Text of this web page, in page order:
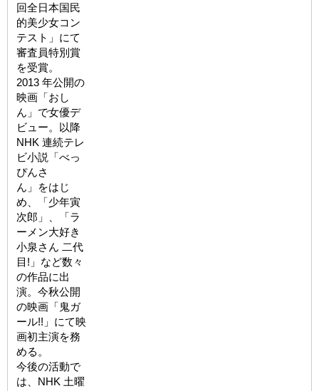
回全日本国⺠
的美少⼥コン
テスト」にて
審査員特別賞
を受賞。
2013 年公開の
映画「おし
ん」で⼥優デ
ビュー。以降
NHK 連続テレ
ビ小説「べっ
ぴんさ
ん」をはじ
め、「少年寅
次郎」、「ラ
ーメン大好き
小泉さん 二代
目!」など数々
の作品に出
演。今秋公開
の映画「⻤ガ
ール!!」にて映
画初主演を務
める。
今後の活動で
は、NHK ⼟曜